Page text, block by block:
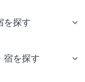
を探す
宿を探す